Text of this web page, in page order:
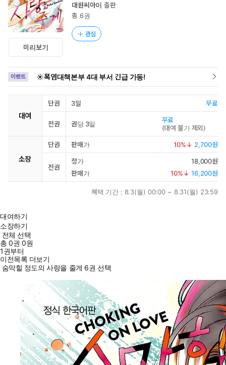
미리보기
대원씨아이 출판
총 6권
관심
이벤트 ☀️폭염대책본부 4대 부서 긴급 가동!
대여
단권 3일 무료
전권 권당 3일
무료
(대여 불가 제외)
소장
단권 판매가 10%↓ 2,700원
전권
정가
18,000원
판매가
10%↓ 16,200원
혜택 기간 : 8.3(월) 00:00 ~ 8.31(월) 23:59
대여하기
소장하기
전체 선택
총0권 0원
1권부터
이전목록 더보기
숨막힐 정도의 사랑을 줄게 6권 선택